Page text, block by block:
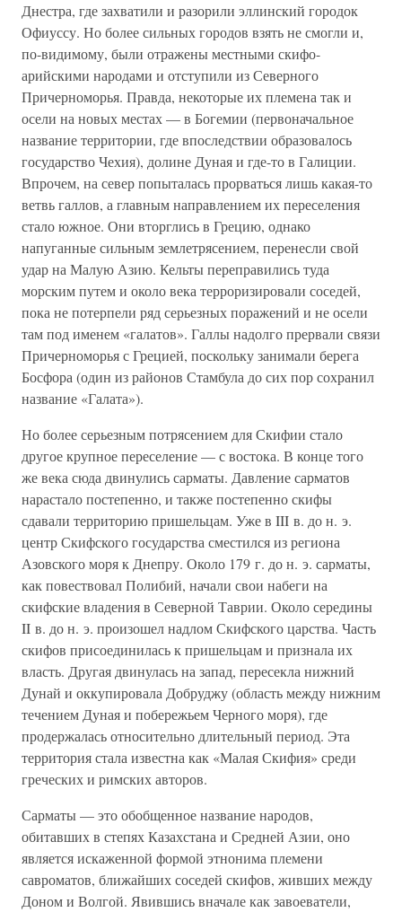
Днестра, где захватили и разорили эллинский городок
Офиуссу. Но более сильных городов взять не смогли и,
по-видимому, были отражены местными скифо-
арийскими народами и отступили из Северного
Причерноморья. Правда, некоторые их племена так и
осели на новых местах — в Богемии (первоначальное
название территории, где впоследствии образовалось
государство Чехия), долине Дуная и где-то в Галиции.
Впрочем, на север попыталась прорваться лишь какая-то
ветвь галлов, а главным направлением их переселения
стало южное. Они вторглись в Грецию, однако
напуганные сильным землетрясением, перенесли свой
удар на Малую Азию. Кельты переправились туда
морским путем и около века терроризировали соседей,
пока не потерпели ряд серьезных поражений и не осели
там под именем «галатов». Галлы надолго прервали связи
Причерноморья с Грецией, поскольку занимали берега
Босфора (один из районов Стамбула до сих пор сохранил
название «Галата»).
Но более серьезным потрясением для Скифии стало
другое крупное переселение — с востока. В конце того
же века сюда двинулись сарматы. Давление сарматов
нарастало постепенно, и также постепенно скифы
сдавали территорию пришельцам. Уже в III в. до н. э.
центр Скифского государства сместился из региона
Азовского моря к Днепру. Около 179 г. до н. э. сарматы,
как повествовал Полибий, начали свои набеги на
скифские владения в Северной Таврии. Около середины
II в. до н. э. произошел надлом Скифского царства. Часть
скифов присоединилась к пришельцам и признала их
власть. Другая двинулась на запад, пересекла нижний
Дунай и оккупировала Добруджу (область между нижним
течением Дуная и побережьем Черного моря), где
продержалась относительно длительный период. Эта
территория стала известна как «Малая Скифия» среди
греческих и римских авторов.
Сарматы — это обобщенное название народов,
обитавших в степях Казахстана и Средней Азии, оно
является искаженной формой этнонима племени
савроматов, ближайших соседей скифов, живших между
Доном и Волгой. Явившись вначале как завоеватели,